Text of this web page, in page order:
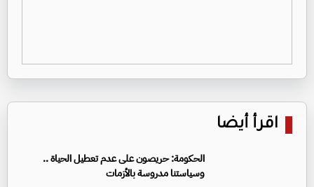
اقرأ أيضا
الحكومة: حريصون على عدم تعطيل الحياة ..
وسياستنا مدروسة بالأزمات